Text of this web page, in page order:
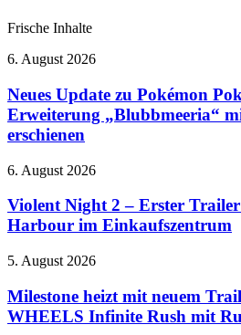
Frische Inhalte
Neues
zu
Pokémon
Pokopia
und
„Blubbmeeria“
Unterwasserwelt
erschienen
6. August 2026
Neues Update zu Pokémon
Erweiterung „Blubbmeeria“
erschienen
Violent
2
–
Erster
zeigt
David
Harbour
6. August 2026
Violent Night 2 – Erster
Harbour im Einkaufszentrum
Milestone
mit
neuem
Trailer
5. August 2026
Milestone heizt mit neuem
WHEELS Infinite Rush mit